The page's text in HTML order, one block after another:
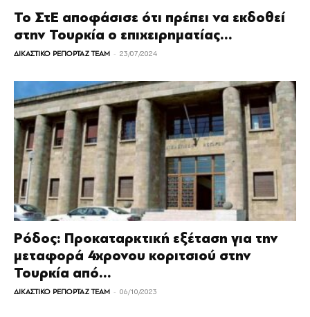
Το ΣτΕ αποφάσισε ότι πρέπει να εκδοθεί
στην Τουρκία ο επιχειρηματίας...
ΔΙΚΑΣΤΙΚΟ ΡΕΠΟΡΤΑΖ TEAM - 23/07/2024
Ρόδος: Προκαταρκτική εξέταση για την
μεταφορά 4χρονου κοριτσιού στην
Τουρκία από...
ΔΙΚΑΣΤΙΚΟ ΡΕΠΟΡΤΑΖ TEAM - 06/10/2023